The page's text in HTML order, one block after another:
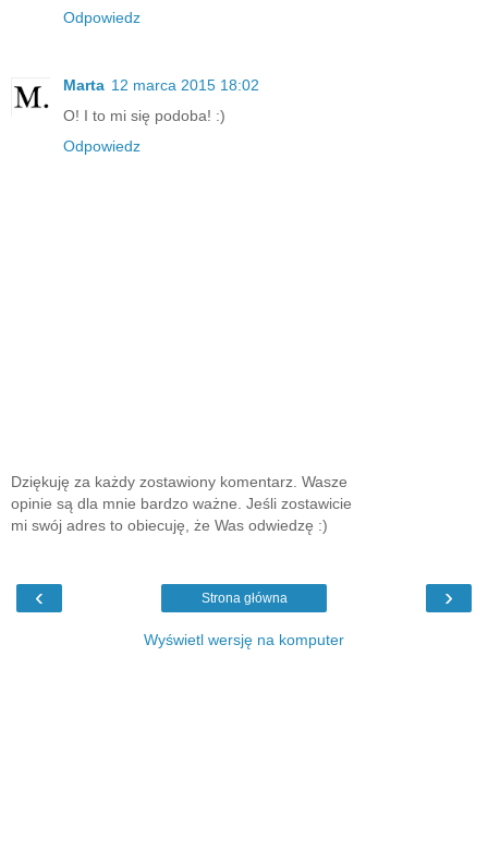
Odpowiedz
Marta 12 marca 2015 18:02
O! I to mi się podoba! :)
Odpowiedz
Dziękuję za każdy zostawiony komentarz. Wasze
opinie są dla mnie bardzo ważne. Jeśli zostawicie
mi swój adres to obiecuję, że Was odwiedzę :)
‹ ›
Strona główna
Wyświetl wersję na komputer